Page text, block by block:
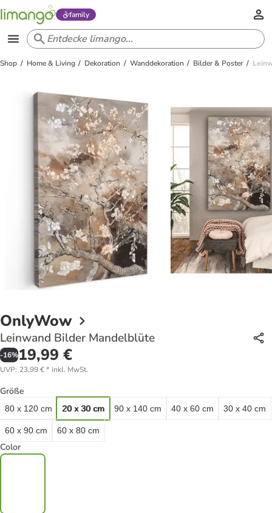
family
Shop Home & Living Dekoration Wanddekoration Bilder & Poster
OnlyWow
Leinwand Bilder Mandelblüte
-16%19,99 €
UVP: 23,99 €* inkl. MwSt.
Größe
80 x 120 cm 20 x 30 cm 90 x 140 cm 40 x 60 cm 30 x 40 cm
60 x 90 cm 60 x 80 cm
Color